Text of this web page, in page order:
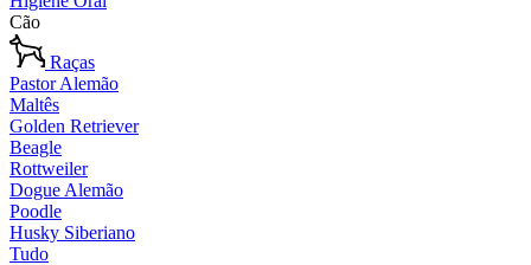
Cão
Raças
Pastor Alemão
Maltês
Golden Retriever
Beagle
Rottweiler
Dogue Alemão
Poodle
Husky Siberiano
Tudo